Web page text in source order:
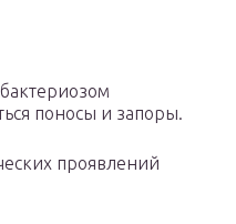
поносы и запоры.
проявлений